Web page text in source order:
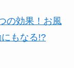
の効果！お風
もなる!?